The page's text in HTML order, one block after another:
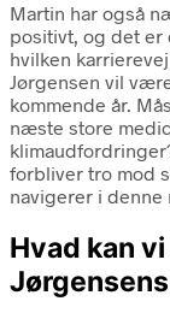
Martin har også
positivt, og det er
hvilken
Jørgensen vil
kommende år.
næste store
forbliver tro mod
navigerer i denne
Hvad kan